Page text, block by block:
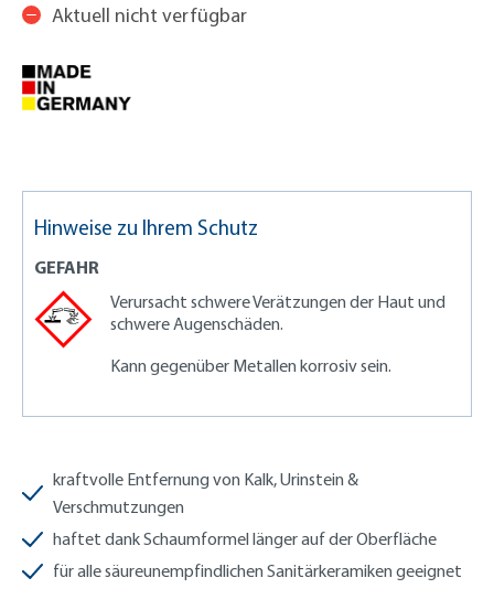
Aktuell nicht verfügbar
kraftvolle Entfernung von Kalk, Urinstein &
Verschmutzungen
haftet dank Schaumformel länger auf der Oberfläche
für alle säureunempfindlichen Sanitärkeramiken geeignet
Hinweise zu Ihrem Schutz
GEFAHR
Verursacht schwere Verätzungen der Haut und
schwere Augenschäden.
Kann gegenüber Metallen korrosiv sein.